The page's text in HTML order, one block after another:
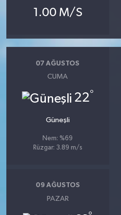
1.00 M/S
07 AĞUSTOS
CUMA
22°
Güneşli
Nem: %69
Rüzgar: 3.89 m/s
09 AĞUSTOS
PAZAR